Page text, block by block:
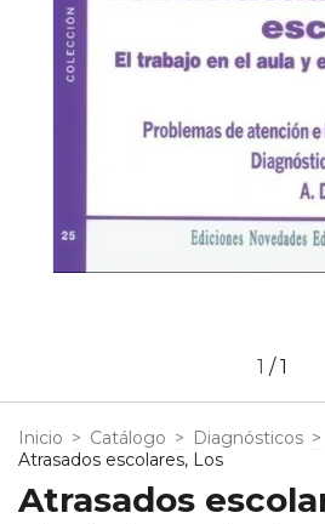
1 /1
Inicio > Catálogo > Diagnósticos >
Atrasados escolares, Los
Atrasados